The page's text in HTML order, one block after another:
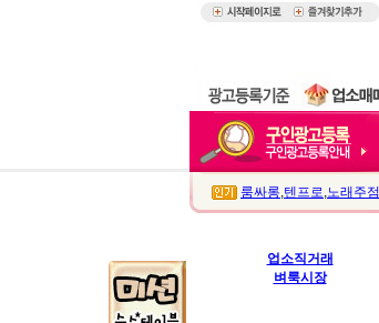
룸싸롱,텐프로,노래주점
업소직거래
벼룩시장